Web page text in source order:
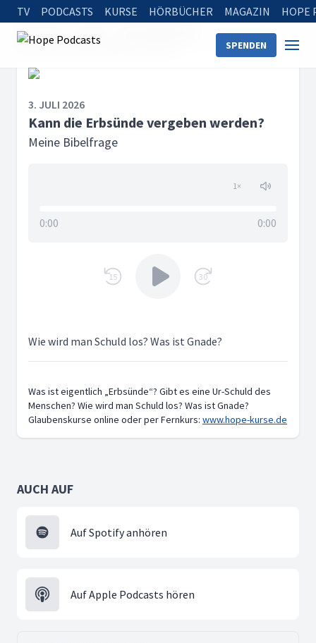
TV PODCASTS KURSE HÖRBÜCHER MAGAZIN HOPE
SPENDEN
Startseite
Kann die Erbsünde vergeben werden?
3. JULI 2026
Kann die Erbsünde vergeben werden?
Meine Bibelfrage
1×
0:00 0:00
15 30
Wie wird man Schuld los? Was ist Gnade?
Was ist eigentlich „Erbsünde“? Gibt es eine Ur-Schuld des
Menschen? Wie wird man Schuld los? Was ist Gnade?
Glaubenskurse online oder per Fernkurs: www.hope-kurse.de
AUCH AUF
Auf Spotify anhören
Auf Apple Podcasts hören